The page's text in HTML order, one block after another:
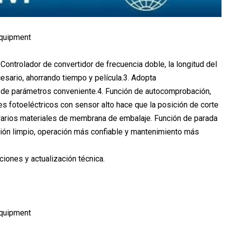
de convertidor de frecuencia doble, la longitud del
ahorrando tiempo y película.3. Adopta
parámetros conveniente.4. Función de autocomprobación,
fotoeléctricos con sensor alto hace que la posición de corte
materiales de membrana de embalaje. Función de parada
limpio, operación más confiable y mantenimiento más
y actualización técnica.